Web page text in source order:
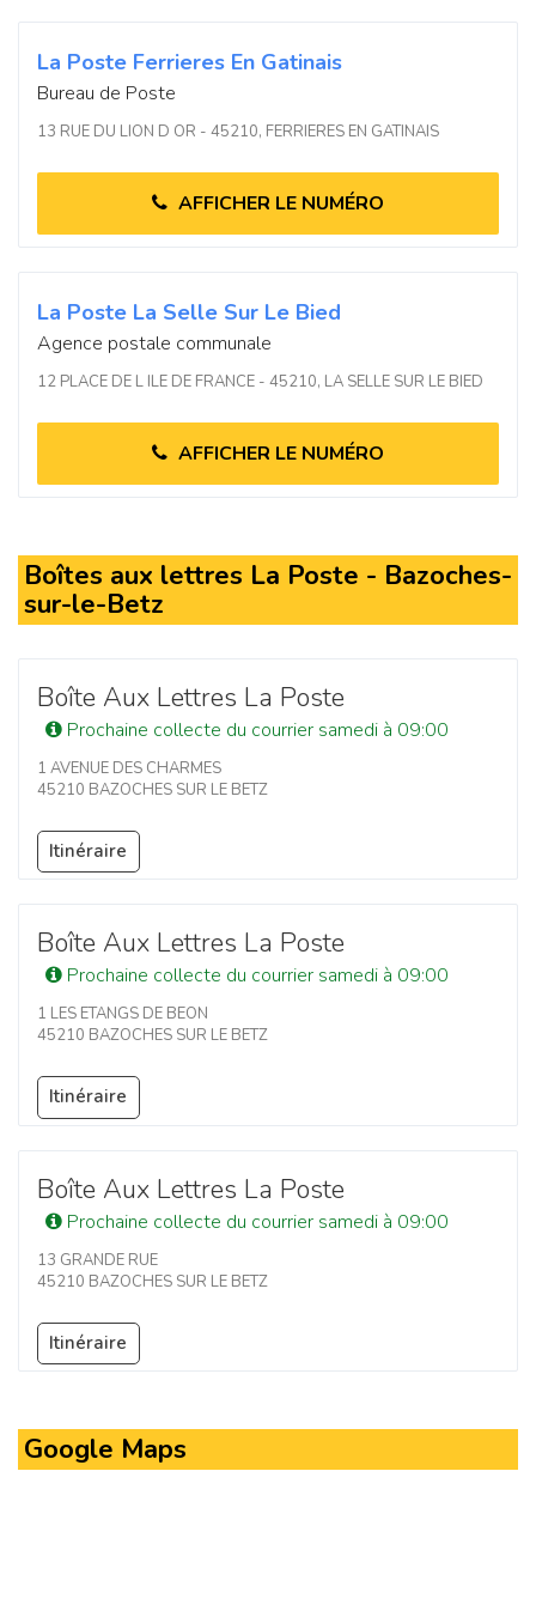
La Poste Ferrieres En Gatinais
Bureau de Poste
13 RUE DU LION D OR - 45210, FERRIERES EN GATINAIS
AFFICHER LE NUMÉRO
La Poste La Selle Sur Le Bied
Agence postale communale
12 PLACE DE L ILE DE FRANCE - 45210, LA SELLE SUR LE BIED
AFFICHER LE NUMÉRO
Boîtes aux lettres La Poste - Bazoches-
sur-le-Betz
Boîte Aux Lettres La Poste
Prochaine collecte du courrier samedi à 09:00
1 AVENUE DES CHARMES
45210 BAZOCHES SUR LE BETZ
Itinéraire
Boîte Aux Lettres La Poste
Prochaine collecte du courrier samedi à 09:00
1 LES ETANGS DE BEON
45210 BAZOCHES SUR LE BETZ
Itinéraire
Boîte Aux Lettres La Poste
Prochaine collecte du courrier samedi à 09:00
13 GRANDE RUE
45210 BAZOCHES SUR LE BETZ
Itinéraire
Google Maps